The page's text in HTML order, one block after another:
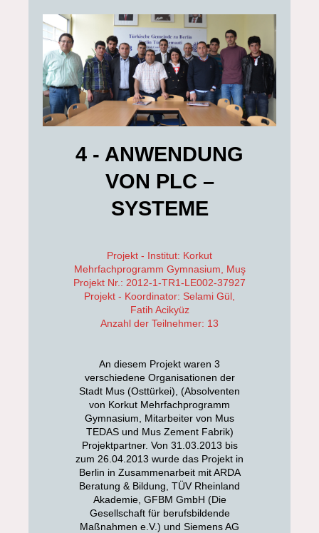
4 - ANWENDUNG
VON PLC –
SYSTEME
Projekt - Institut: Korkut
Mehrfachprogramm Gymnasium, Muş
Projekt Nr.: 2012-1-TR1-LE002-37927
Projekt - Koordinator: Selami Gül,
Fatih Acikyüz
Anzahl der Teilnehmer: 13
An diesem Projekt waren 3
verschiedene Organisationen der
Stadt Mus (Osttürkei), (Absolventen
von Korkut Mehrfachprogramm
Gymnasium, Mitarbeiter von Mus
TEDAS und Mus Zement Fabrik)
Projektpartner. Von 31.03.2013 bis
zum 26.04.2013 wurde das Projekt in
Berlin in Zusammenarbeit mit ARDA
Beratung & Bildung, TÜV Rheinland
Akademie, GFBM GmbH (Die
Gesellschaft für berufsbildende
Maßnahmen e.V.) und Siemens AG